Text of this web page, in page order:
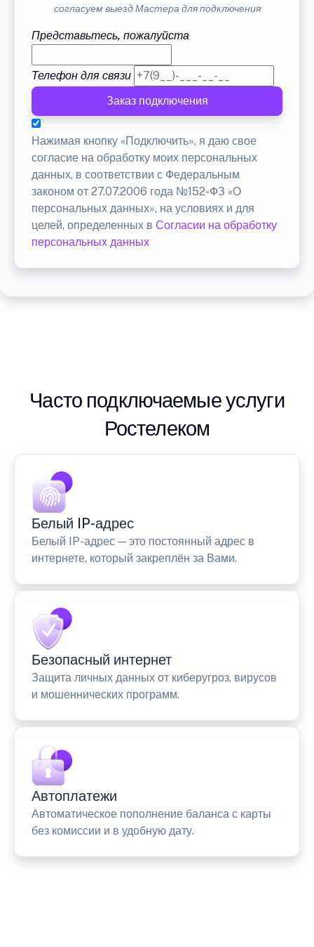
согласуем выезд Мастера для подключения
Представьтесь, пожалуйста
Телефон для связи
Заказ подключения
Нажимая кнопку «Подключить», я даю свое
согласие на обработку моих персональных
данных, в соответствии с Федеральным
законом от 27.07.2006 года №152-ФЗ «О
персональных данных», на условиях и для
целей, определенных в Согласии на обработку
персональных данных
Часто подключаемые услуги
Ростелеком
Белый IP-адрес
Белый IP-адрес — это постоянный адрес в
интернете, который закреплён за Вами.
Безопасный интернет
Защита личных данных от киберугроз, вирусов
и мошеннических программ.
Автоплатежи
Автоматическое пополнение баланса с карты
без комиссии и в удобную дату.